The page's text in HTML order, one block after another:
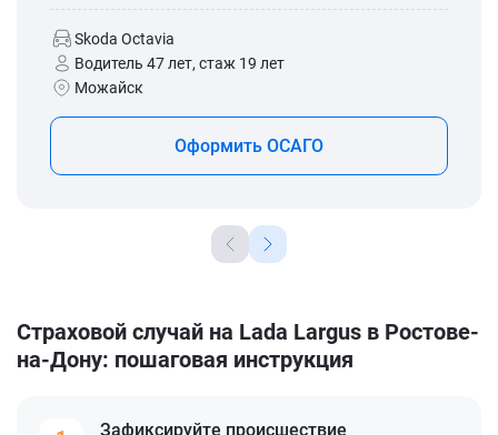
Skoda Octavia
Водитель 47 лет, стаж 19 лет
Можайск
Оформить ОСАГО
Страховой случай на Lada Largus в Ростове-
на-Дону: пошаговая инструкция
Зафиксируйте происшествие